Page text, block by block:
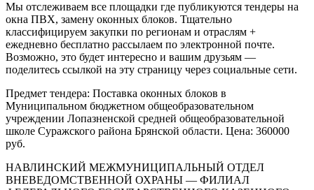
Мы отслеживаем все площадки где публикуются тендеры на
окна ПВХ, замену оконных блоков. Тщательно
классифицируем закупки по регионам и отраслям +
ежедневно бесплатно рассылаем по электронной почте.
Возможно, это будет интересно и вашим друзьям —
поделитесь ссылкой на эту страницу через социальные сети.
Предмет тендера: Поставка оконных блоков в
Муниципальном бюджетном общеобразовательном
учреждении Лопазненской средней общеобразовательной
школе Суражского района Брянской области. Цена: 360000
руб.
НАВЛИНСКИЙ МЕЖМУНИЦИПАЛЬНЫЙ ОТДЕЛ
ВНЕВЕДОМСТВЕННОЙ ОХРАНЫ — ФИЛИАЛ